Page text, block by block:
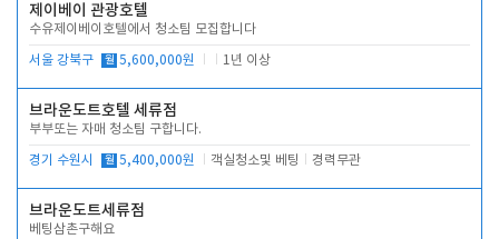
제이베이 관광호텔
수유제이베이호텔에서 청소팀 모집합니다
서울 강북구 월 5,600,000원 1년 이상
브라운도트호텔 세류점
부부또는 자매 청소팀 구합니다.
경기 수원시 월 5,400,000원 객실청소및 베팅 경력무관
브라운도트세류점
베팅삼촌구해요